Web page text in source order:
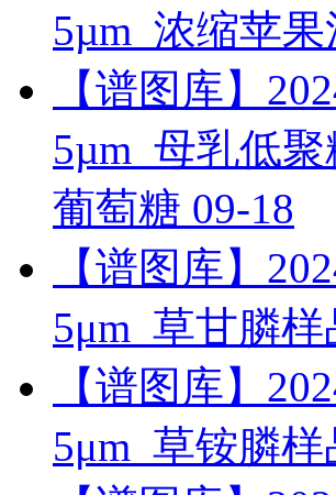
5µm_浓缩苹
【谱图库】
5µm_母乳低
葡萄糖 09-18
【谱图库】
5μm_草甘膦样
【谱图库】
5μm_草铵膦样